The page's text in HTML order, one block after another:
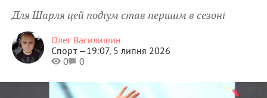
Для Шарля цей подіум став першим в сезоні
Олег Василишин
Спорт —19:07, 5 липня 2026
0
0